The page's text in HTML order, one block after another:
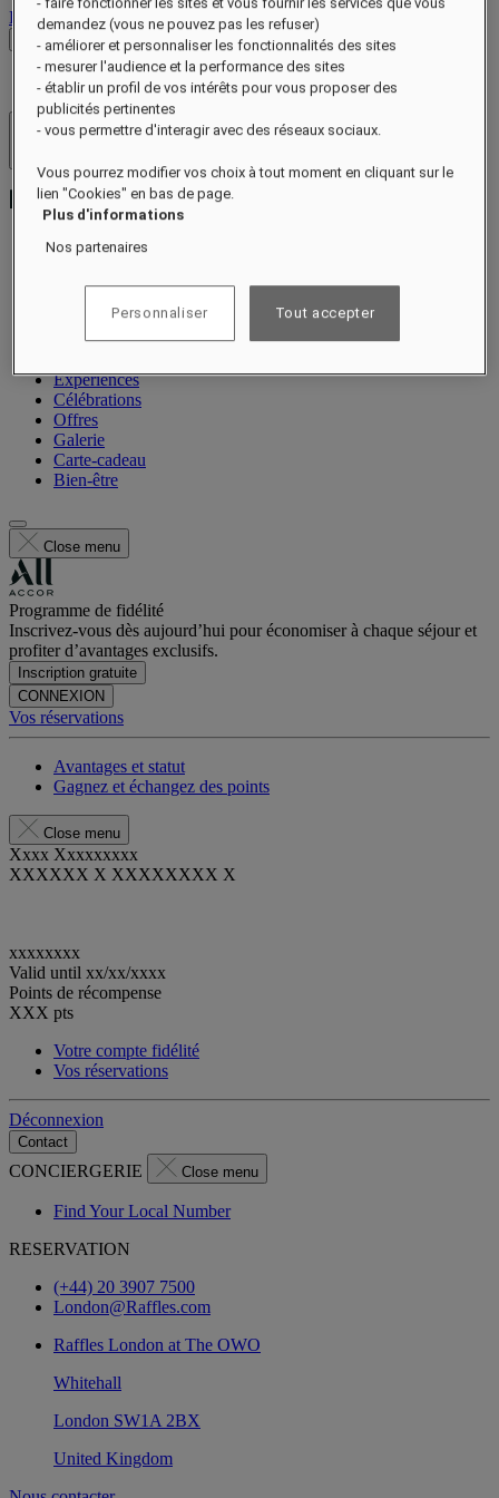
Déconnexion
Voir les tarifs
Hôtels et resorts
Restauration
Spa Guerlain
Expériences
Célébrations
Offres
Galerie
Carte-cadeau
Bien-être
Close menu
Programme de fidélité
Inscrivez-vous dès aujourd’hui pour économiser à chaque séjour et
profiter d’avantages exclusifs.
Inscription gratuite
CONNEXION
Vos réservations
Avantages et statut
Gagnez et échangez des points
Close menu
Xxxx Xxxxxxxxx
XXXXXX X XXXXXXXX X
xxxxxxxx
Valid until xx/xx/xxxx
Points de récompense
XXX pts
Votre compte fidélité
Vos réservations
Déconnexion
Contact
CONCIERGERIE Close menu
Find Your Local Number
RESERVATION
(+44) 20 3907 7500
London@Raffles.com
Raffles London at The OWO
Whitehall
London SW1A 2BX
United Kingdom
- faire fonctionner les sites et vous fournir les services que vous
demandez (vous ne pouvez pas les refuser)
- améliorer et personnaliser les fonctionnalités des sites
- mesurer l'audience et la performance des sites
- établir un profil de vos intérêts pour vous proposer des
publicités pertinentes
- vous permettre d'interagir avec des réseaux sociaux.
Vous pourrez modifier vos choix à tout moment en cliquant sur le
lien "Cookies" en bas de page.
Plus d'informations
Nos partenaires
Personnaliser Tout accepter